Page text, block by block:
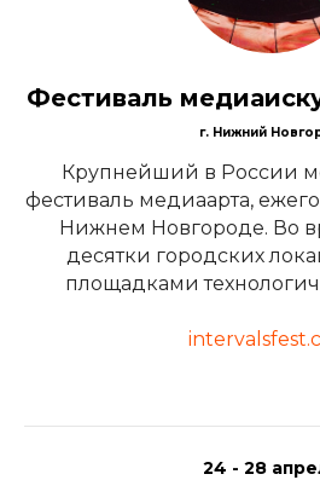
Фестиваль
г. Нижний
Крупнейший в России
фестиваль медиаарта,
Нижнем Новгороде. Во
десятки городских
площадками
24 - 28